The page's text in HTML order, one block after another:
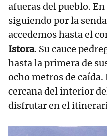
afueras del pueblo.
siguiendo por la
accedemos hasta el
Istora. Su cauce
hasta la primera de
ocho metros de caída.
cercana del interior
disfrutar en el